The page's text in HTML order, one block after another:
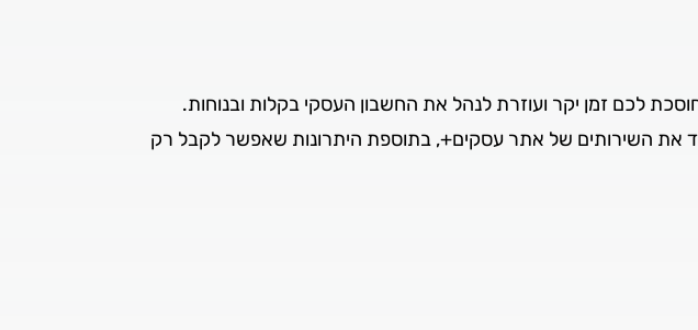
לכם זמן יקר ועוזרת לנהל את החשבון העסקי בקלות ובנוחות.
את השירותים של אתר עסקים+, בתוספת היתרונות שאפשר לקבל רק